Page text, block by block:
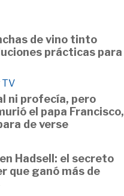
de vino tinto
prácticas para
TV
ni profecía, pero
el papa Francisco,
de verse
Hadsell: el secreto
que ganó más de